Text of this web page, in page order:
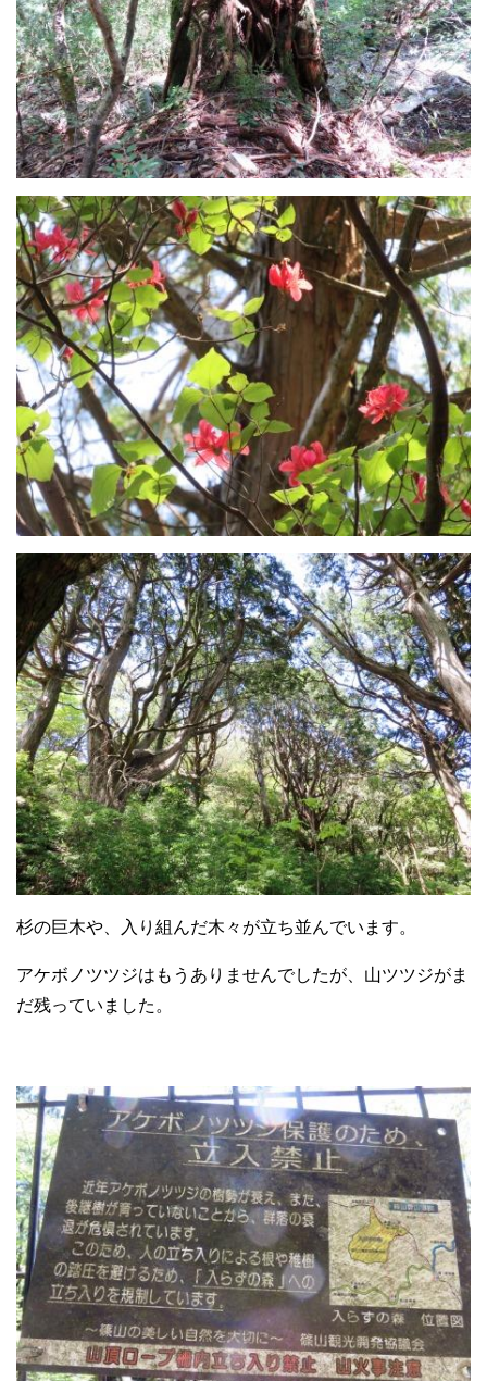
杉の巨木や、入り組んだ木々が立ち並んでいます。
アケボノツツジはもうありませんでしたが、山ツツジがま
だ残っていました。